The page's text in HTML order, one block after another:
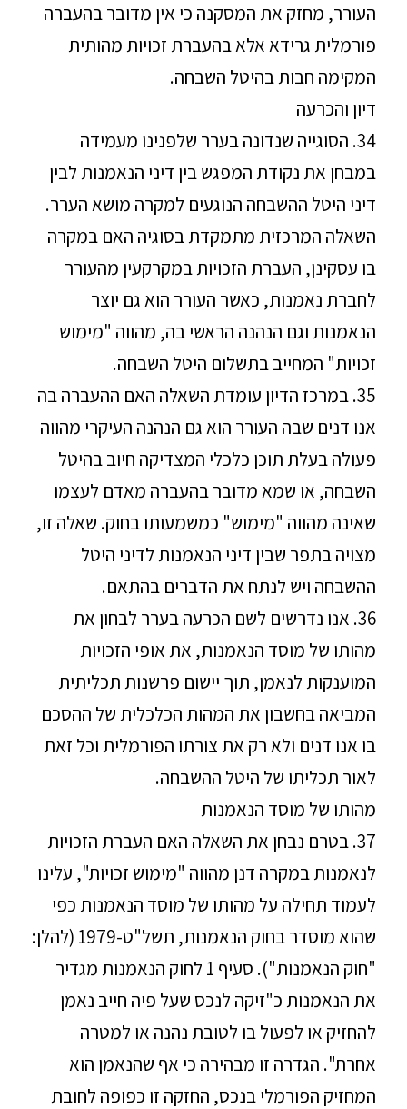
העורר, מחזק את המסקנה כי אין מדובר בהעברה
פורמלית גרידא אלא בהעברת זכויות מהותית
המקימה חבות בהיטל השבחה.
דיון והכרעה
34. הסוגייה שנדונה בערר שלפנינו מעמידה
במבחן את נקודת המפגש בין דיני הנאמנות לבין
דיני היטל ההשבחה הנוגעים למקרה מושא הערר.
השאלה המרכזית מתמקדת בסוגיה האם במקרה
בו עסקינן, העברת הזכויות במקרקעין מהעורר
לחברת נאמנות, כאשר העורר הוא גם יוצר
הנאמנות וגם הנהנה הראשי בה, מהווה "מימוש
זכויות" המחייב בתשלום היטל השבחה.
35. במרכז הדיון עומדת השאלה האם ההעברה בה
אנו דנים שבה העורר הוא גם הנהנה העיקרי מהווה
פעולה בעלת תוכן כלכלי המצדיקה חיוב בהיטל
השבחה, או שמא מדובר בהעברה מאדם לעצמו
שאינה מהווה "מימוש" כמשמעותו בחוק. שאלה זו,
מצויה בתפר שבין דיני הנאמנות לדיני היטל
ההשבחה ויש לנתח את הדברים בהתאם.
36. אנו נדרשים לשם הכרעה בערר לבחון את
מהותו של מוסד הנאמנות, את אופי הזכויות
המוענקות לנאמן, תוך יישום פרשנות תכליתית
המביאה בחשבון את המהות הכלכלית של ההסכם
בו אנו דנים ולא רק את צורתו הפורמלית וכל זאת
לאור תכליתו של היטל ההשבחה.
מהותו של מוסד הנאמנות
37. בטרם נבחן את השאלה האם העברת הזכויות
לנאמנות במקרה דנן מהווה "מימוש זכויות", עלינו
לעמוד תחילה על מהותו של מוסד הנאמנות כפי
שהוא מוסדר בחוק הנאמנות, תשל"ט-1979 (להלן:
"חוק הנאמנות"). סעיף 1 לחוק הנאמנות מגדיר
את הנאמנות כ"זיקה לנכס שעל פיה חייב נאמן
להחזיק או לפעול בו לטובת נהנה או למטרה
אחרת". הגדרה זו מבהירה כי אף שהנאמן הוא
המחזיק הפורמלי בנכס, החזקה זו כפופה לחובת